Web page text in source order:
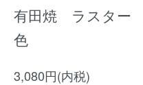
有田焼 ラスタ
色
3,080円(内税)